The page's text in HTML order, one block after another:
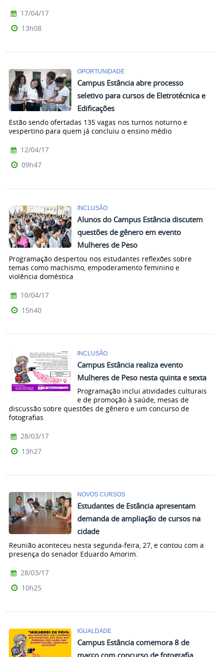
17/04/17
13h08
OPORTUNIDADE
Campus Estância abre processo
seletivo para cursos de Eletrotécnica e
Edificações
Estão sendo ofertadas 135 vagas nos turnos noturno e
vespertino para quem já concluiu o ensino médio
12/04/17
09h47
INCLUSÃO
Alunos do Campus Estância discutem
questões de gênero em evento
Mulheres de Peso
Programação despertou nos estudantes reflexões sobre
temas como machismo, empoderamento feminino e
violência doméstica
10/04/17
15h40
INCLUSÃO
Campus Estância realiza evento
Mulheres de Peso nesta quinta e sexta
Programação inclui atividades culturais
e de promoção à saúde, mesas de
discussão sobre questões de gênero e um concurso de
fotografias
28/03/17
13h27
NOVOS CURSOS
Estudantes de Estância apresentam
demanda de ampliação de cursos na
cidade
Reunião aconteceu nesta segunda-feira, 27, e contou com a
presença do senador Eduardo Amorim.
28/03/17
10h25
IGUALDADE
Campus Estância comemora 8 de